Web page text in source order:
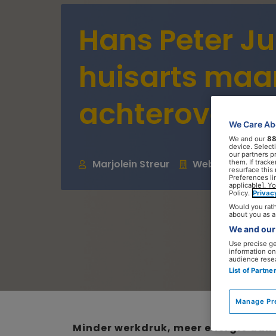
Hans Peter
huisarts
achterover’
Marjolein Streur Webredacteur
Minder werkdruk, meer energie
We Care
We and our
device.
our partners
them. If
resurface this
Preferences
applicable].
Policy.
Would you
about you as
We and
Use precise
information
audience
List of
Manage